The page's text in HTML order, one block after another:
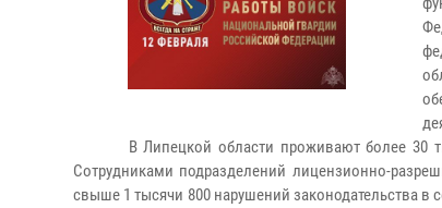
В Липецкой области проживают более 30
Сотрудниками подразделений лицензионно-
свыше 1 тысячи 800 нарушений законодательства в